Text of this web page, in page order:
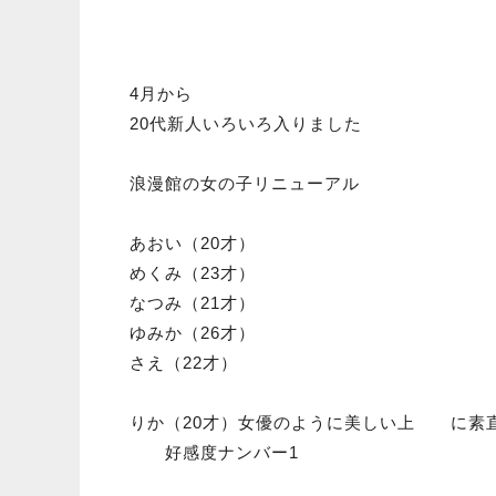
4月から
20代新人いろいろ入りました
浪漫館の女の子リニューアル
あおい（20才）
めくみ（23才）
なつみ（21才）
ゆみか（26才）
さえ（22才）
りか（20才）女優のように美しい上 に素
好感度ナンバー1